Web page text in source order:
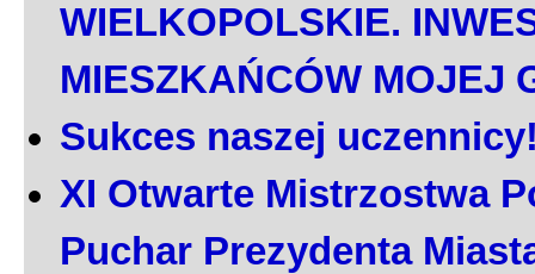
WIELKOPOLSKIE.
MIESZKAŃCÓW MOJEJ
Sukces naszej
XI Otwarte Mistrzostwa
Puchar Prezydenta